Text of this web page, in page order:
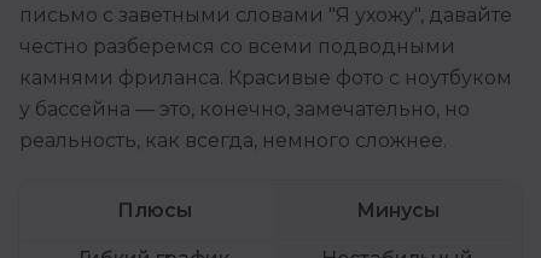
письмо с заветными словами "Я ухожу", давайте
честно разберемся со всеми подводными
камнями фриланса. Красивые фото с ноутбуком
у бассейна — это, конечно, замечательно, но
реальность, как всегда, немного сложнее.
Плюсы Минусы